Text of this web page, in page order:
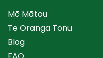
Mō Mātou
Te Oranga Tonu
Blog